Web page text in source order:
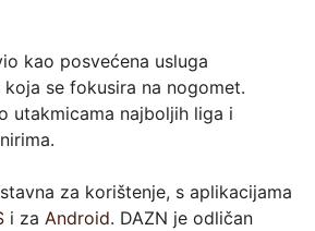
kao posvećena usluga
se fokusira na nogomet.
utakmicama najboljih liga i
za korištenje, s aplikacijama
i za Android. DAZN je odličan